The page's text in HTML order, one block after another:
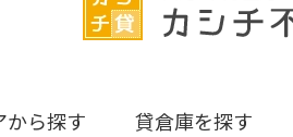
から探す 貸倉庫を探す